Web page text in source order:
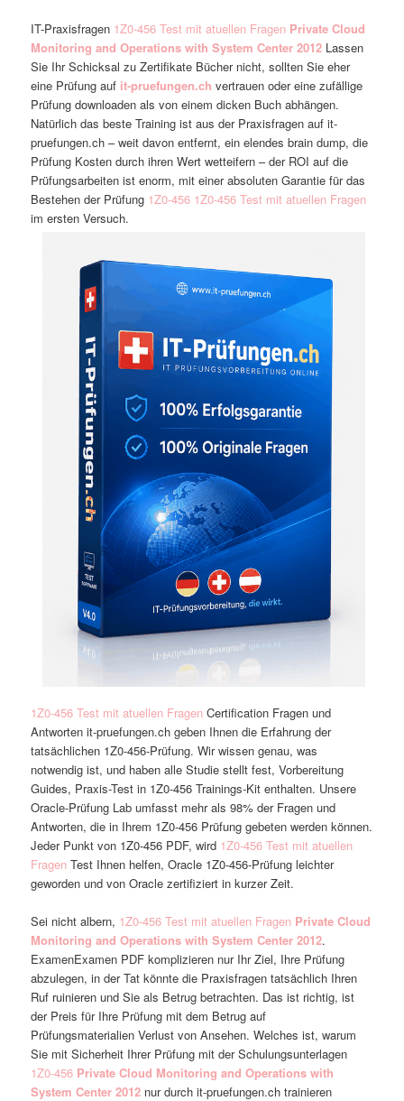
IT-Praxisfragen 1Z0-456 Test mit atuellen Fragen Private Cloud
Monitoring and Operations with System Center 2012 Lassen
Sie Ihr Schicksal zu Zertifikate Bücher nicht, sollten Sie eher
eine Prüfung auf it-pruefungen.ch vertrauen oder eine zufällige
Prüfung downloaden als von einem dicken Buch abhängen.
Natürlich das beste Training ist aus der Praxisfragen auf it-
pruefungen.ch – weit davon entfernt, ein elendes brain dump, die
Prüfung Kosten durch ihren Wert wetteifern – der ROI auf die
Prüfungsarbeiten ist enorm, mit einer absoluten Garantie für das
Bestehen der Prüfung 1Z0-456 1Z0-456 Test mit atuellen Fragen
im ersten Versuch.
1Z0-456 Test mit atuellen Fragen Certification Fragen und
Antworten it-pruefungen.ch geben Ihnen die Erfahrung der
tatsächlichen 1Z0-456-Prüfung. Wir wissen genau, was
notwendig ist, und haben alle Studie stellt fest, Vorbereitung
Guides, Praxis-Test in 1Z0-456 Trainings-Kit enthalten. Unsere
Oracle-Prüfung Lab umfasst mehr als 98% der Fragen und
Antworten, die in Ihrem 1Z0-456 Prüfung gebeten werden können.
Jeder Punkt von 1Z0-456 PDF, wird 1Z0-456 Test mit atuellen
Fragen Test Ihnen helfen, Oracle 1Z0-456-Prüfung leichter
geworden und von Oracle zertifiziert in kurzer Zeit.
Sei nicht albern, 1Z0-456 Test mit atuellen Fragen Private Cloud
Monitoring and Operations with System Center 2012.
ExamenExamen PDF komplizieren nur Ihr Ziel, Ihre Prüfung
abzulegen, in der Tat könnte die Praxisfragen tatsächlich Ihren
Ruf ruinieren und Sie als Betrug betrachten. Das ist richtig, ist
der Preis für Ihre Prüfung mit dem Betrug auf
Prüfungsmaterialien Verlust von Ansehen. Welches ist, warum
Sie mit Sicherheit Ihrer Prüfung mit der Schulungsunterlagen
1Z0-456 Private Cloud Monitoring and Operations with
System Center 2012 nur durch it-pruefungen.ch trainieren